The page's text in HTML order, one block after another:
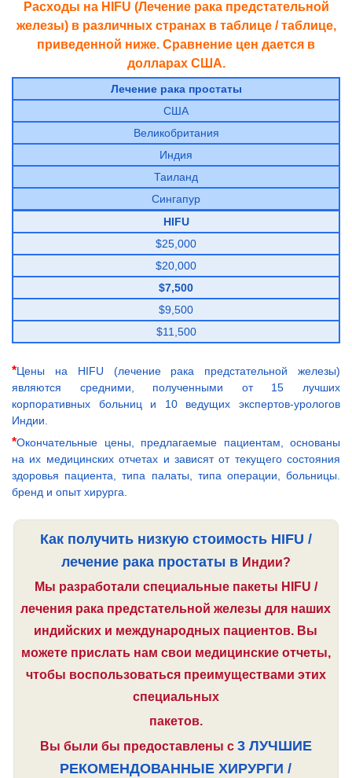
Расходы на HIFU (Лечение рака предстательной
железы) в различных странах в таблице / таблице,
приведенной ниже. Сравнение цен дается в
долларах США.
Лечение рака простаты
США
Великобритания
Индия
Таиланд
Сингапур
HIFU
$25,000
$20,000
$7,500
$9,500
$11,500
*Цены на HIFU (лечение рака предстательной железы)
являются средними, полученными от 15 лучших
корпоративных больниц и 10 ведущих экспертов-урологов
Индии.
*Окончательные цены, предлагаемые пациентам, основаны
на их медицинских отчетах и зависят от текущего состояния
здоровья пациента, типа палаты, типа операции, больницы.
бренд и опыт хирурга.
Как получить низкую стоимость HIFU /
лечение рака простаты в Индии?
Мы разработали специальные пакеты HIFU /
лечения рака предстательной железы для наших
индийских и международных пациентов. Вы
можете прислать нам свои медицинские отчеты,
чтобы воспользоваться преимуществами этих
специальных
пакетов.
Вы были бы предоставлены с 3 ЛУЧШИЕ
РЕКОМЕНДОВАННЫЕ ХИРУРГИ /